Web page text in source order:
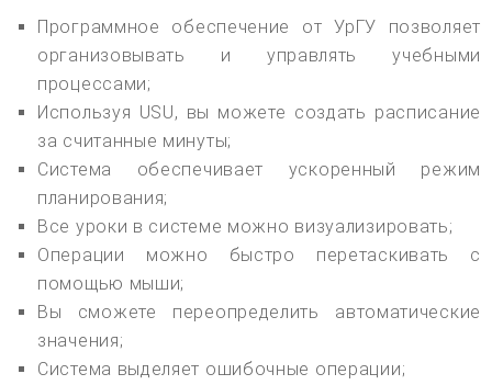
Программное обеспечение от УрГУ позволяет
организовывать и управлять учебными
процессами;
Используя USU, вы можете создать расписание
за считанные минуты;
Система обеспечивает ускоренный режим
планирования;
Все уроки в системе можно визуализировать;
Операции можно быстро перетаскивать с
помощью мыши;
Вы сможете переопределить автоматические
значения;
Система выделяет ошибочные операции;